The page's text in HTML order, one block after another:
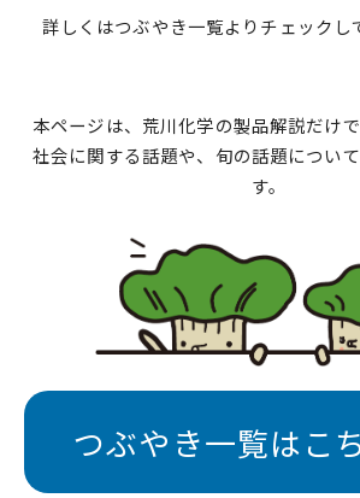
技術資料DLサイト (English)
よくあるご質問
詳しくはつぶやき一覧よりチェックし
本ページは、荒川化学の製品解説だけ
社会に関する話題や、旬の話題につい
す。
つぶやき一覧はこ